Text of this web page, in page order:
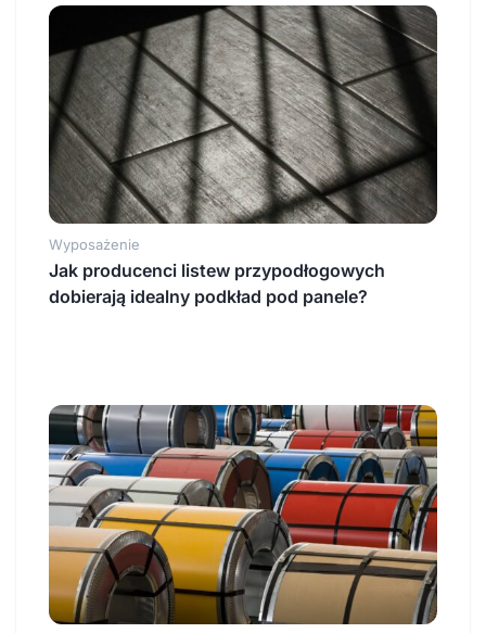
Wyposażenie
Jak producenci listew przypodłogowych
dobierają idealny podkład pod panele?